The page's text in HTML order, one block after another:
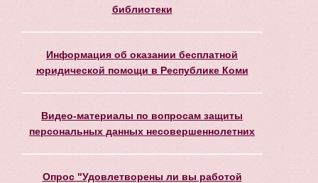
библиотеки
Информация об оказании бесплатной
юридической помощи в Республике Коми
Видео-материалы по вопросам защиты
персональных данных несовершеннолетних
Опрос "Удовлетворены ли вы работой